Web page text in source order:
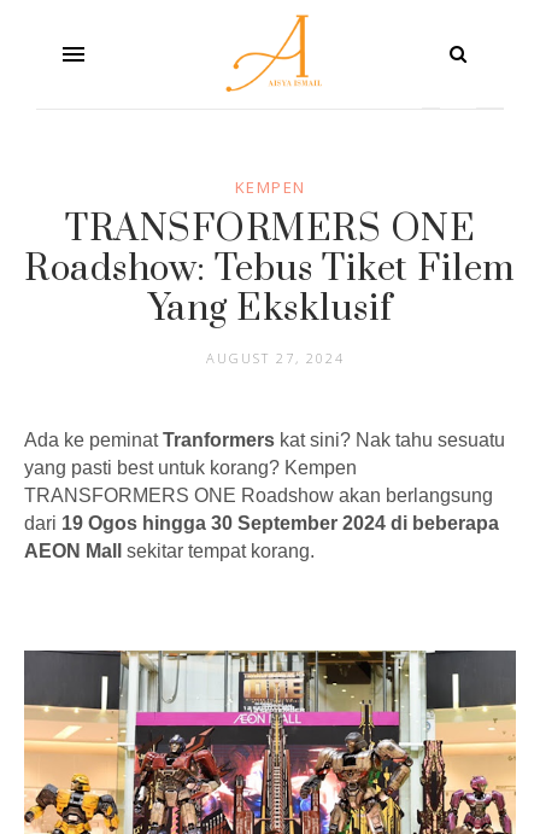
KEMPEN
TRANSFORMERS ONE
Roadshow: Tebus Tiket Filem
Yang Eksklusif
AUGUST 27, 2024
Ada ke peminatTranformers kat sini? Nak tahu sesuatu
yang pasti best untuk korang? Kempen
TRANSFORMERS ONE Roadshow akan berlangsung
dari 19 Ogos hingga 30 September 2024 di beberapa
AEON Mall
sekitar tempat korang.